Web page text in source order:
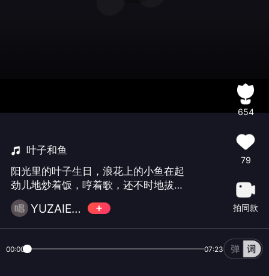
叶子和鱼
阳光里的叶子生日，浪花上的小鱼在起
劲儿地炒着饭，哼着歌，还不时地拔弄
几下琴弦，老开心的样子。愿美丽的叶
子女神永远健康美丽幸福快乐🎂🎂🎂🌹
🌹🌹😀！
YUZAIER🎼
654
79
拍同款
00:00 07:23